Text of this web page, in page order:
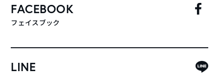
FACEBOOK
フェイスブック
LINE